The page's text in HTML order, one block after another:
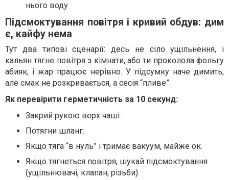
нього воду
Підсмоктування повітря і кривий обдув: дим
є, кайфу нема
Тут два типові сценарії: десь не сіло ущільнення, і
кальян тягне повітря з кімнати, або ти проколола фольгу
абияк, і жар працює нерівно. У підсумку наче димить,
але смак не розкривається, а сесія “пливе”.
Як перевірити герметичність за 10 секунд:
Закрий рукою верх чаші.
Потягни шланг.
Якщо тяга “в нуль” і тримає вакуум, майже ок.
Якщо тягнеться повітря, шукай підсмоктування
(ущільнювачі, клапан, різьби).